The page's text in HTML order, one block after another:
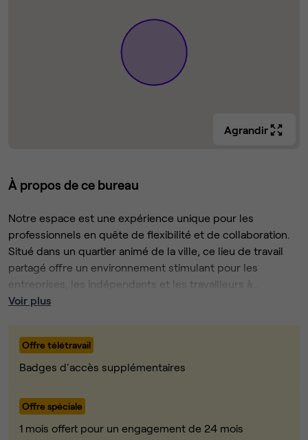
Agrandir
À propos de ce bureau
Notre espace est une expérience unique pour les
professionnels en quête de flexibilité et de collaboration.
Situé dans un quartier animé de la ville, ce lieu de travail
partagé offre un environnement stimulant pour les
entreprises, les indépendants et les travailleurs à
distance.
pour les personnes qui aiment travailler en équipe, ainsi
que des salles de réunion pour les réunions d'affaires. Il y
déjeuner, les réunions informelles et les événements de
networking.
L'espace offre également une variété d'équipements pour
faciliter le travail de ses utilisateurs. Il y a des phoneboxs,
Voir plus
Offre télétravail
Badges d'accès supplémentaires
Offre spéciale
1 mois offert pour un engagement de 24 mois